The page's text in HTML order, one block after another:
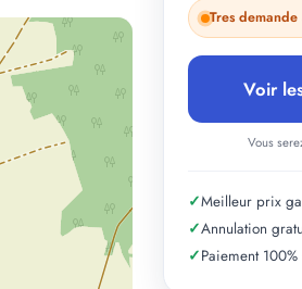
Tres
Voir
Vous
✓Meilleur prix
✓Annulation
✓Paiement